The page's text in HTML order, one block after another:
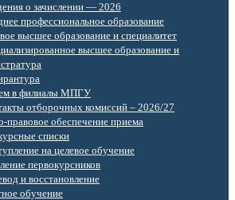
о зачислении — 2026
профессиональное образование
высшее образование и специалитет
высшее образование и
в филиалы МПГУ
отборочных комиссий – 2026/27
правовое обеспечение приема
списки
на целевое обучение
первокурсников
и восстановление
обучение